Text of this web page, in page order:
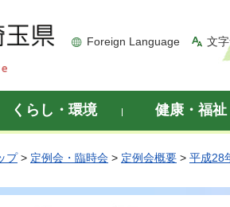
Foreign Language 文
くらし・環境 健康・福祉
プ> 定例会・臨時会 > 定例会概要 > 平成28